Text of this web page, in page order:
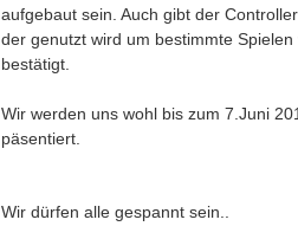
aufgebaut sein. Auch gibt der
der genutzt wird um bestimmte
bestätigt.
Wir werden uns wohl bis zum 7.Juni
päsentiert.
Wir dürfen alle gespannt sein..